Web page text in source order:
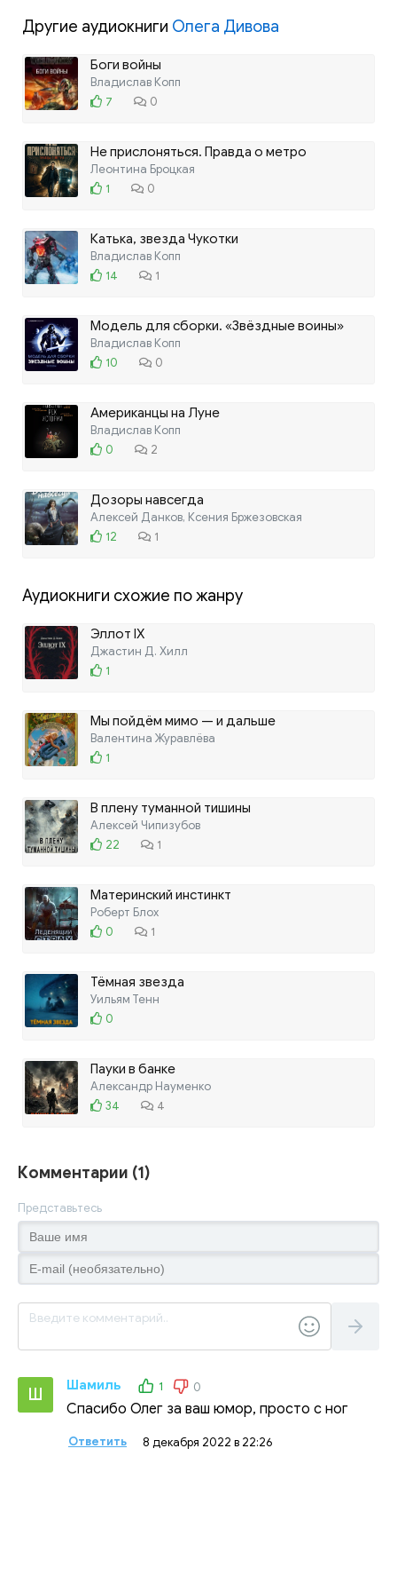
Другие аудиокниги Олега Дивова
Боги войны
Владислав Копп
7
0
Не прислоняться. Правда о метро
Леонтина Броцкая
1
0
Катька, звезда Чукотки
Владислав Копп
14
1
Модель для сборки. «Звёздные воины»
Владислав Копп
10
0
Американцы на Луне
Владислав Копп
0
2
Дозоры навсегда
Алексей Данков, Ксения Бржезовская
12
1
Аудиокниги схожие по жанру
Эллот IX
Джастин Д. Хилл
1
Мы пойдём мимо — и дальше
Валентина Журавлёва
1
В плену туманной тишины
Алексей Чипизубов
22
1
Материнский инстинкт
Роберт Блох
0
1
Тёмная звезда
Уильям Тенн
0
Пауки в банке
Александр Науменко
34
4
Комментарии (1)
Представьтесь
Ш Шамиль 1 0
Спасибо Олег за ваш юмор, просто с ног
Ответить 8 декабря 2022 в 22:26